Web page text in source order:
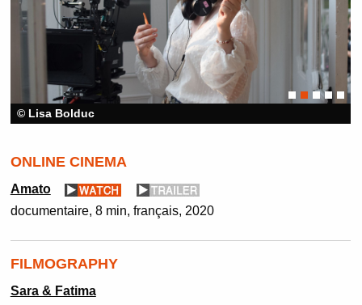
© Lisa Bolduc
ONLINE CINEMA
Amato
documentaire 8 min français 2020
FILMOGRAPHY
Sara & Fatima